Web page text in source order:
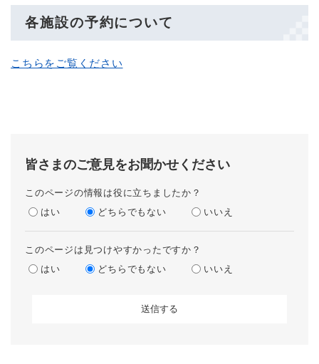
各施設の予約について
こちらをご覧ください
皆さまのご意見をお聞かせください
このページの情報は役に立ちましたか？
はい
どちらでもない いいえ
このページは見つけやすかったですか？
はい
どちらでもない いいえ